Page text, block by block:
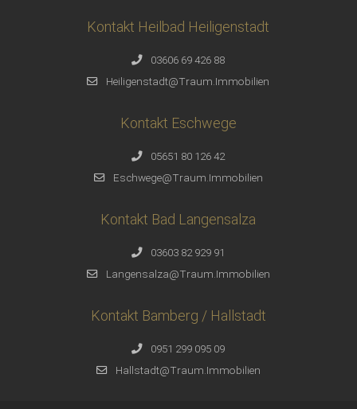
Kontakt Heilbad Heiligenstadt
03606 69 426 88
Heiligenstadt@Traum.Immobilien
Kontakt Eschwege
05651 80 126 42
Eschwege@Traum.Immobilien
Kontakt Bad Langensalza
03603 82 929 91
Langensalza@Traum.Immobilien
Kontakt Bamberg / Hallstadt
0951 299 095 09
Hallstadt@Traum.Immobilien